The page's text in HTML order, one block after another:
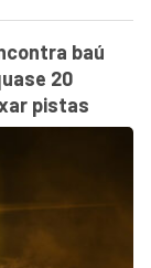
baú
20
pistas